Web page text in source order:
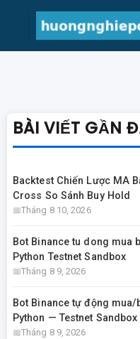
BÀI VIẾT GẦN
Backtest Chiến Lược MA
Cross So Sánh Buy Hold
Tháng 8 10, 2026
Bot Binance tu dong mua
Python Testnet Sandbox
Tháng 8 9, 2026
Bot Binance tự động
Python — Testnet Sandbox
Tháng 8 9, 2026